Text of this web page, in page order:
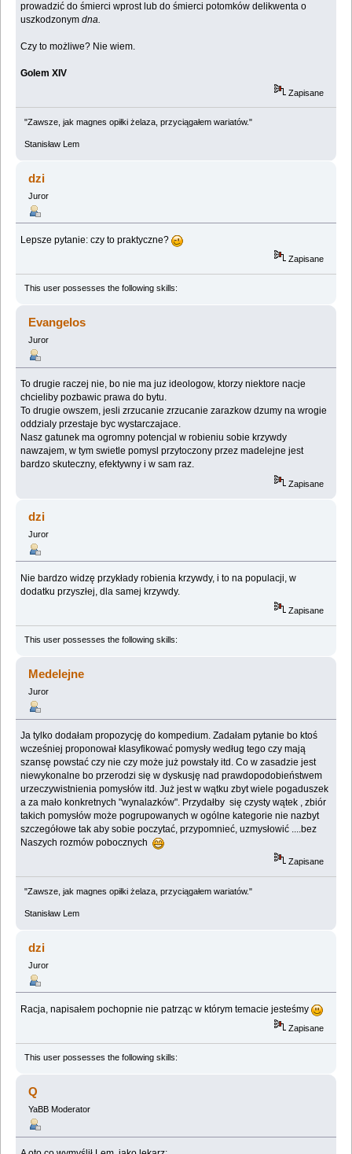
prowadzić do śmierci wprost lub do śmierci potomków delikwenta o
uszkodzonymdna.
Czy to możliwe? Nie wiem.
Golem XIV
Zapisane
"Zawsze, jak magnes opiłki żelaza, przyciągałem wariatów."
Stanisław Lem
dzi
Juror
Lepsze pytanie: czy to praktyczne?
Zapisane
This user possesses the following skills:
Evangelos
Juror
To drugie raczej nie, bo nie ma juz ideologow, ktorzy niektore nacje
chcieliby pozbawic prawa do bytu.
To drugie owszem, jesli zrzucanie zrzucanie zarazkow dzumy na wrogie
oddzialy przestaje byc wystarczajace.
Nasz gatunek ma ogromny potencjal w robieniu sobie krzywdy
nawzajem, w tym swietle pomysl przytoczony przez madelejne jest
bardzo skuteczny, efektywny i w sam raz.
Zapisane
dzi
Juror
Nie bardzo widzę przykłady robienia krzywdy, i to na populacji, w
dodatku przyszłej, dla samej krzywdy.
Zapisane
This user possesses the following skills:
Medelejne
Juror
Ja tylko dodałam propozycję do kompedium. Zadałam pytanie bo ktoś
wcześniej proponował klasyfikować pomysły według tego czy mają
szansę powstać czy nie czy może już powstały itd. Co w zasadzie jest
niewykonalne bo przerodzi się w dyskusję nad prawdopodobieństwem
urzeczywistnienia pomysłów itd. Już jest w wątku zbyt wiele pogaduszek
a za mało konkretnych "wynalazków". Przydałby się czysty wątek , zbiór
takich pomysłów może pogrupowanych w ogólne kategorie nie nazbyt
szczegółowe tak aby sobie poczytać, przypomnieć, uzmysłowić ....bez
Naszych rozmów pobocznych
Zapisane
"Zawsze, jak magnes opiłki żelaza, przyciągałem wariatów."
Stanisław Lem
dzi
Juror
Racja, napisałem pochopnie nie patrząc w którym temacie jesteśmy
Zapisane
This user possesses the following skills:
Q
YaBB Moderator